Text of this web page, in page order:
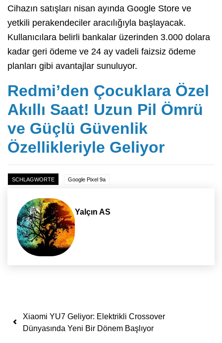
Cihazın satışları nisan ayında Google Store ve
yetkili perakendeciler aracılığıyla başlayacak.
Kullanıcılara belirli bankalar üzerinden 3.000 dolara
kadar geri ödeme ve 24 ay vadeli faizsiz ödeme
planları gibi avantajlar sunuluyor.
Redmi’den Çocuklara Özel
Akıllı Saat! Uzun Pil Ömrü
ve Güçlü Güvenlik
Özellikleriyle Geliyor
SCHLAGWORTE Google Pixel 9a
Yalçın AS
Yazı dolaşımı
Xiaomi YU7 Geliyor: Elektrikli Crossover
Dünyasında Yeni Bir Dönem Başlıyor